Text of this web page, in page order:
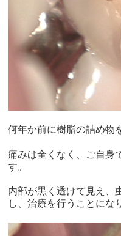
何年か前に樹脂の詰め物
痛みは全くなく、ご自身
す。
内部が黒く透けて見え、
し、治療を行うことにな